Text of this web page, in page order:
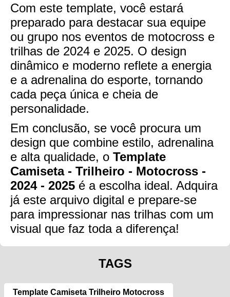
Com este template, você estará
preparado para destacar sua equipe
ou grupo nos eventos de motocross e
trilhas de 2024 e 2025. O design
dinâmico e moderno reflete a energia
e a adrenalina do esporte, tornando
cada peça única e cheia de
personalidade.
Em conclusão, se você procura um
design que combine estilo, adrenalina
e alta qualidade, o Template
Camiseta - Trilheiro - Motocross -
2024 - 2025 é a escolha ideal. Adquira
já este arquivo digital e prepare-se
para impressionar nas trilhas com um
visual que faz toda a diferença!
TAGS
Template Camiseta Trilheiro Motocross